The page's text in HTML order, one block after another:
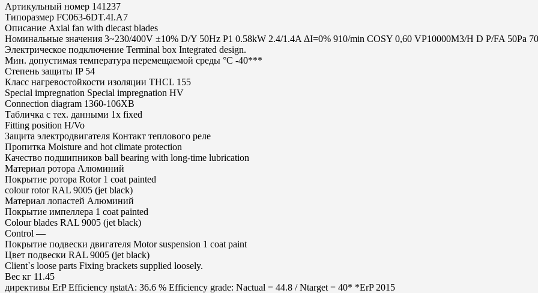
Артикульный номер 141237
Типоразмер FC063-6DT.4I.A7
Описание Axial fan with diecast blades
Номинальные значения 3~230/400V ±10% D/Y 50Hz P1 0.58kW 2.4/1.4A ΔI=0% 910/min COSY 0,60 VP10000M3/H D P/FA 50Pa
Электрическое подключение Terminal box Integrated design.
Мин. допустимая температура перемещаемой среды °C -40***
Степень защиты IP 54
Класс нагревостойкости изоляции THCL 155
Special impregnation Special impregnation HV
Connection diagram 1360-106XB
Табличка с тех. данными 1x fixed
Fitting position H/Vo
Защита электродвигателя Контакт теплового реле
Пропитка Moisture and hot climate protection
Качество подшипников ball bearing with long-time lubrication
Материал ротора Алюминий
Покрытие ротора Rotor 1 coat painted
colour rotor RAL 9005 (jet black)
Материал лопастей Алюминий
Покрытие импеллера 1 coat painted
Colour blades RAL 9005 (jet black)
Control —
Покрытие подвески двигателя Motor suspension 1 coat paint
Цвет подвески RAL 9005 (jet black)
Client`s loose parts Fixing brackets supplied loosely.
Вес кг 11.45
директивы ErP Efficiency ηstatA: 36.6 % Efficiency grade: Nactual = 44.8 / Ntarget = 40* *ErP 2015